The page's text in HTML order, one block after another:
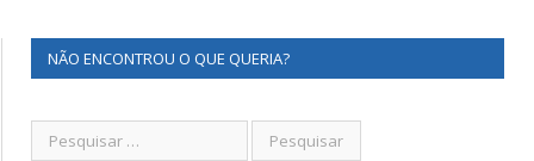
NÃO ENCONTROU O QUE QUERIA?